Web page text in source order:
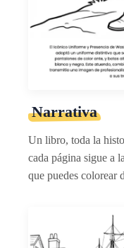
Narrativa
Un libro, toda la
cada página sigue a
que puedes colorear